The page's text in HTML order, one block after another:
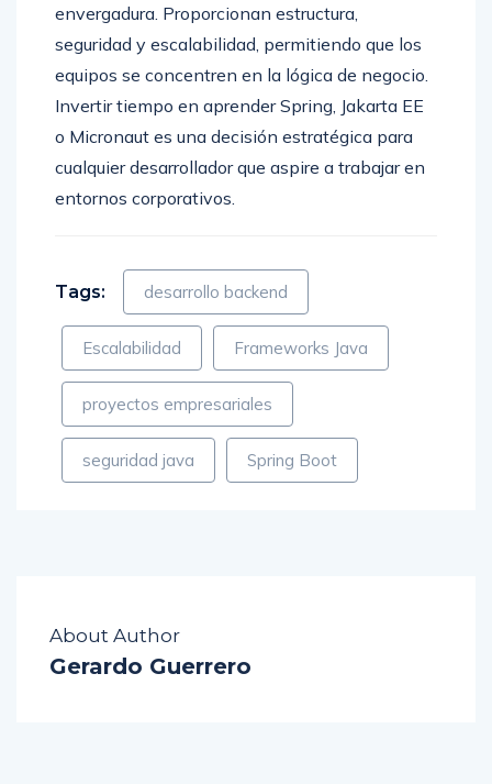
envergadura. Proporcionan estructura,
seguridad y escalabilidad, permitiendo que los
equipos se concentren en la lógica de negocio.
Invertir tiempo en aprender Spring, Jakarta EE
o Micronaut es una decisión estratégica para
cualquier desarrollador que aspire a trabajar en
entornos corporativos.
Tags: desarrollo backend
Escalabilidad Frameworks Java
proyectos empresariales
seguridad java Spring Boot
About Author
Gerardo Guerrero